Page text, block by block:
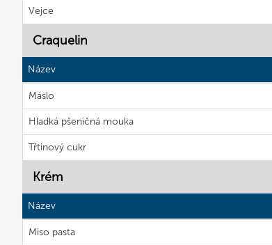
Vejce
Craquelin
Název
Máslo
Hladká pšeničná mouka
Třtinový cukr
Krém
Název
Miso pasta